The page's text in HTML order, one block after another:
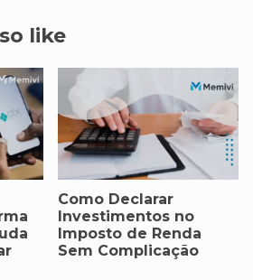
like
Como Declarar
Investimentos no
Imposto de Renda
Sem Complicação